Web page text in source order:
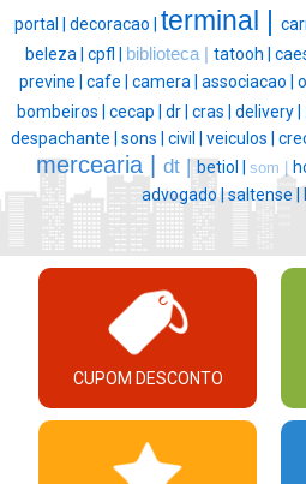
portal | decoracao | terminal |
beleza | cpfl | biblioteca | tatooh |
previne | cafe | camera | associacao |
bombeiros | cecap | dr | cras | delivery |
despachante | sons | civil | veiculos |
mercearia | dt |betiol | som |
advogado |saltense |
CUPOM DESCONTO